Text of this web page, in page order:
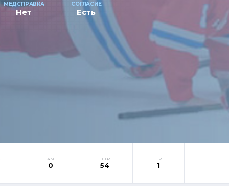
МЕДСПРАВКА
Нет
СОГЛАСИЕ
Есть
АМ
0
ШТР
54
ТР
1